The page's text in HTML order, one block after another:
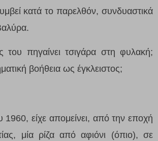
κατά το παρελθόν, συνδυαστικά
πηγαίνει τσιγάρα στη φυλακή;
βοήθεια ως έγκλειστος;
είχε απομείνει, από την εποχή
μία ρίζα από αφιόνι (όπιο), σε